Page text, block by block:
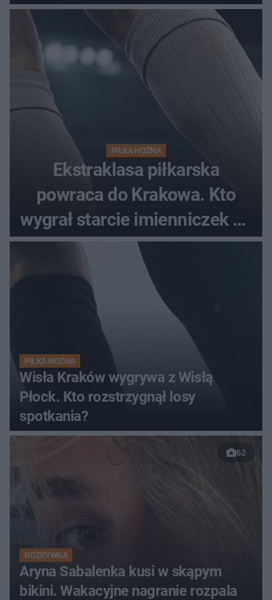
spotkania?
PIŁKA NOŻNA
Ekstraklasa piłkarska
powraca do Krakowa. Kto
wygrał starcie imienniczek na
pełnym stadionie
PIŁKA NOŻNA
Wisła Kraków wygrywa z Wisłą
Płock. Kto rozstrzygnął losy
spotkania?
62
ROZRYWKA
Aryna Sabalenka kusi w skąpym
bikini. Wakacyjne nagranie rozpala